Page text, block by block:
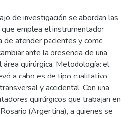
de investigación se abordan las
que emplea el instrumentador
de atender pacientes y como
ante la presencia de una
área quirúrgica. Metodología: el
a cabo es de tipo cualitativo,
y accidental. Con una
quirúrgicos que trabajan en
(Argentina), a quienes se